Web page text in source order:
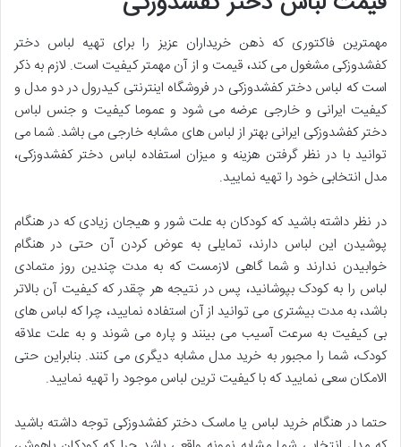
مهمترین فاکتوری که ذهن خریداران عزیز را برای تهیه لباس دختر
کفشدوزکی مشغول می کند، قیمت و از آن مهمتر کیفیت است. لازم به ذکر
است که لباس دختر کفشدوزکی در فروشگاه اینترنتی کیدرول در دو مدل و
کیفیت ایرانی و خارجی عرضه می شود و عموما کیفیت و جنس لباس
دختر کفشدوزکی ایرانی بهتر از لباس های مشابه خارجی می باشد. شما می
توانید با در نظر گرفتن هزینه و میزان استفاده لباس دختر کفشدوزکی،
مدل انتخابی خود را تهیه نمایید.
در نظر داشته باشید که کودکان به علت شور و هیجان زیادی که در هنگام
پوشیدن این لباس دارند، تمایلی به عوض کردن آن حتی در هنگام
خوابیدن ندارند و شما گاهی لازمست که به مدت چندین روز متمادی
لباس را به کودک بپوشانید، پس در نتیجه هر چقدر که کیفیت آن بالاتر
باشد، به مدت بیشتری می توانید از آن استفاده نمایید، چرا که لباس های
بی کیفیت به سرعت آسیب می بینند و پاره می شوند و به علت علاقه
کودک، شما را مجبور به خرید مدل مشابه دیگری می کنند. بنابراین حتی
الامکان سعی نمایید که با کیفیت ترین لباس موجود را تهیه نمایید.
حتما در هنگام خرید لباس یا ماسک دختر کفشدوزکی توجه داشته باشید